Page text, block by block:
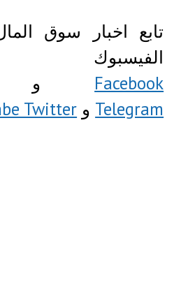
تابع اخبار سوق
Facebook
Telegram و Twitter